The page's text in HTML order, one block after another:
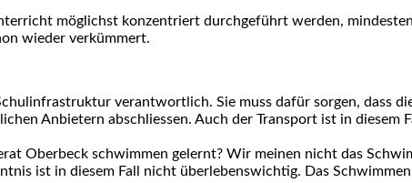
mög­lichst kon­zen­triert durch­ge­führt wer­den,
wie­der ver­küm­mert.
ver­ant­wort­lich. Sie muss dafür sor­gen, dass
Anbie­tern abschlies­sen. Auch der Trans­port ist in
Ober­beck schwim­men gelernt? Wir mei­nen nicht das
ist in die­sem Fall nicht über­le­bens­wich­tig. Das